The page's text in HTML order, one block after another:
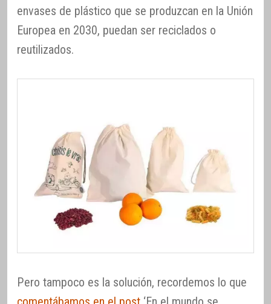
envases de plástico que se produzcan en la Unión
Europea en 2030, puedan ser reciclados o
reutilizados.
Pero tampoco es la solución, recordemos lo que